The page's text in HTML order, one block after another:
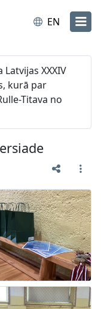
EN
XXXIV
kurā par
Titava no